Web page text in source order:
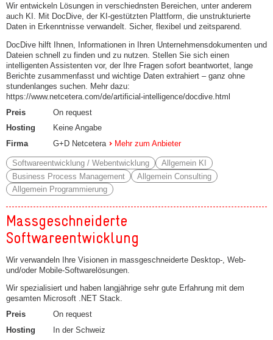
Wir entwickeln Lösungen in verschiednsten Bereichen, unter anderem
auch KI. Mit DocDive, der KI-gestützten Plattform, die unstrukturierte
Daten in Erkenntnisse verwandelt. Sicher, flexibel und zeitsparend.
DocDive hilft Ihnen, Informationen in Ihren Unternehmensdokumenten und
Dateien schnell zu finden und zu nutzen. Stellen Sie sich einen
intelligenten Assistenten vor, der Ihre Fragen sofort beantwortet, lange
Berichte zusammenfasst und wichtige Daten extrahiert – ganz ohne
stundenlanges suchen. Mehr dazu:
https://www.netcetera.com/de/artificial-intelligence/docdive.html
Preis
On request
Hosting
Keine Angabe
Firma
G+D Netcetera Mehr zum Anbieter
Softwareentwicklung / Webentwicklung
Allgemein KI
Business Process Management
Allgemein Consulting
Allgemein Programmierung
Massgeschneiderte
Softwareentwicklung
Wir verwandeln Ihre Visionen in massgeschneiderte Desktop-, Web-
und/oder Mobile-Softwarelösungen.
Wir spezialisiert und haben langjährige sehr gute Erfahrung mit dem
gesamten Microsoft .NET Stack.
Preis
On request
Hosting
In der Schweiz